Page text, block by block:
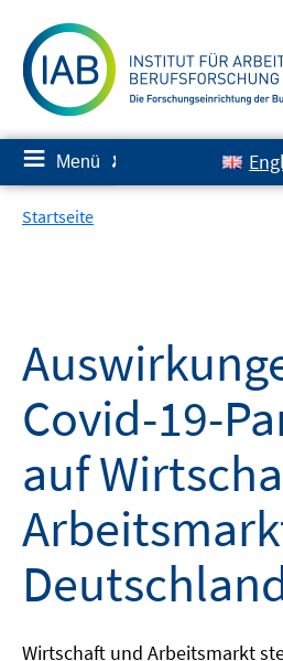
zum
Inhalt
≡ Menü ✘
Startseite
Covid-19-
auf
Wirtschaft und Arbeitsmarkt